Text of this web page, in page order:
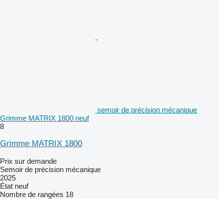
semoir de précision mécanique
Grimme MATRIX 1800 neuf
8
Grimme MATRIX 1800
Prix sur demande
Semoir de précision mécanique
2025
État neuf
Nombre de rangées 18